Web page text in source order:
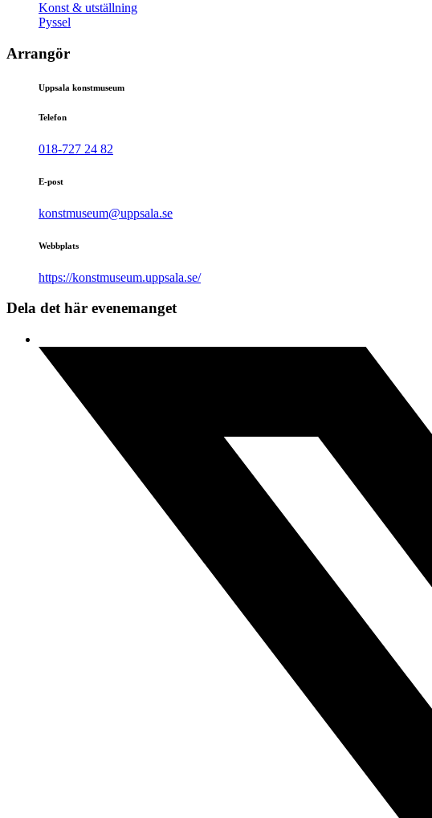
Konst & utställning
Pyssel
Arrangör
Uppsala konstmuseum
Telefon
018-727 24 82
E-post
konstmuseum@uppsala.se
Webbplats
https://konstmuseum.uppsala.se/
Dela det här evenemanget